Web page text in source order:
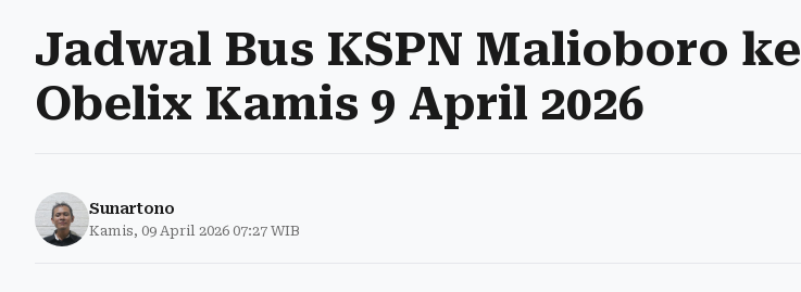
Jadwal Bus KSPN Malioboro ke
Obelix Kamis 9 April 2026
Sunartono
Kamis, 09 April 2026 07:27 WIB